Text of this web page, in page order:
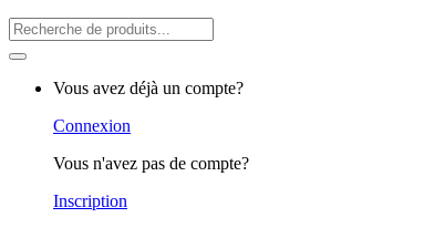
Search
for:
Vous avez déjà un compte?
Connexion
Vous n'avez pas de compte?
Inscription